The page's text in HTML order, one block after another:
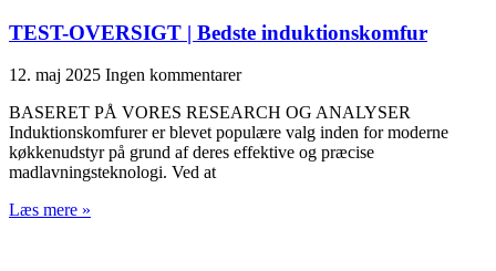
TEST-OVERSIGT | Bedste induktionskomfur
12. maj 2025 Ingen kommentarer
BASERET PÅ VORES RESEARCH OG ANALYSER
Induktionskomfurer er blevet populære valg inden for moderne
køkkenudstyr på grund af deres effektive og præcise
madlavningsteknologi. Ved at
Læs mere »